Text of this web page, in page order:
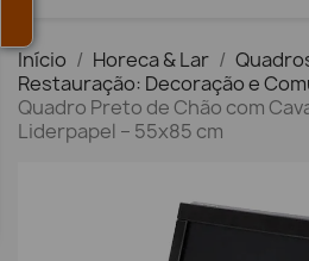
Início Horeca & Lar
Restauração: Decoração e
Quadro Preto de Chão com
Liderpapel – 55x85 cm